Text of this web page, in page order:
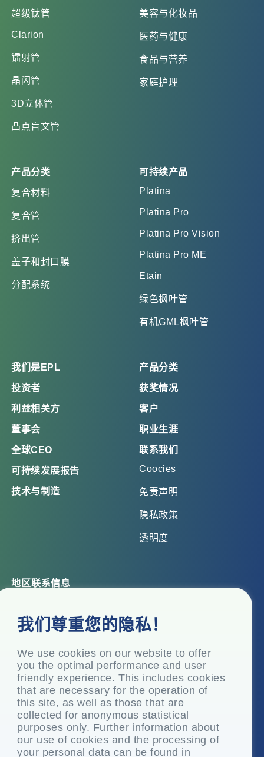
我们尊重您的隐私！
We use cookies on our website to offer
you the optimal performance and user
friendly experience. This includes cookies
that are necessary for the operation of
this site, as well as those that are
collected for anonymous statistical
purposes only. Further information about
our use of cookies and the processing of
your personal data can be found in
超级钛管
Clarion
镭射管
晶闪管
3D立体管
凸点盲文管
美容与化妆品
医药与健康
食品与营养
家庭护理
产品分类
复合材料
复合管
挤出管
盖子和封口膜
分配系统
可持续产品
Platina
Platina Pro
Platina Pro Vision
Platina Pro ME
Etain
绿色枫叶管
有机GML枫叶管
我们是EPL
投资者
利益相关方
董事会
全球CEO
可持续发展报告
技术与制造
产品分类
获奖情况
客户
职业生涯
联系我们
Coocies
免责声明
隐私政策
透明度
地区联系信息
Top Floor, Times Tower, Kamala City, Senapati Bapat
Marg, Lower Parel, Mumbai – 400 013, Maharashtra,
注册办事处
P.O. Vasind, Taluka Shahapur, Dist.
+91-22-24819000
info@eplglobal.com